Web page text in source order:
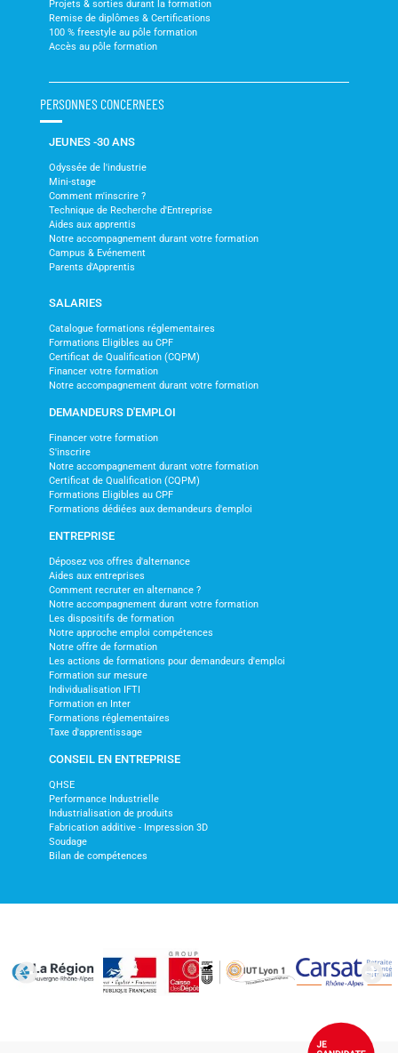
Projets & sorties durant la formation
Remise de diplômes & Certifications
100 % freestyle au pôle formation
Accès au pôle formation
PERSONNES CONCERNEES
JEUNES -30 ANS
Odyssée de l'industrie
Mini-stage
Comment m'inscrire ?
Technique de Recherche d'Entreprise
Aides aux apprentis
Notre accompagnement durant votre formation
Campus & Evénement
Parents d'Apprentis
SALARIES
Catalogue formations réglementaires
Formations Eligibles au CPF
Certificat de Qualification (CQPM)
Financer votre formation
Notre accompagnement durant votre formation
DEMANDEURS D'EMPLOI
Financer votre formation
S'inscrire
Notre accompagnement durant votre formation
Certificat de Qualification (CQPM)
Formations Eligibles au CPF
Formations dédiées aux demandeurs d'emploi
ENTREPRISE
Déposez vos offres d'alternance
Aides aux entreprises
Comment recruter en alternance ?
Notre accompagnement durant votre formation
Les dispositifs de formation
Notre approche emploi compétences
Notre offre de formation
Les actions de formations pour demandeurs d'emploi
Formation sur mesure
Individualisation IFTI
Formation en Inter
Formations réglementaires
Taxe d'apprentissage
CONSEIL EN ENTREPRISE
QHSE
Performance Industrielle
Industrialisation de produits
Fabrication additive - Impression 3D
Soudage
Bilan de compétences